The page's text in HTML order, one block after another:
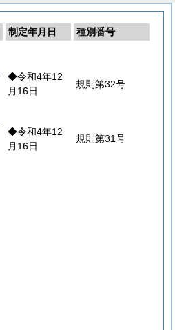
制定年月日
種別番号
◆令和4年12
月16日
規則第32号
◆令和4年12
月16日
規則第31号